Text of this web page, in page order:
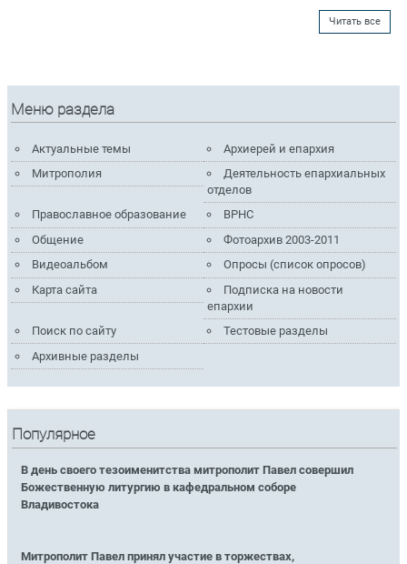
Читать все
Меню раздела
Актуальные темы
Архиерей и епархия
Митрополия
Деятельность епархиальных
отделов
Православное образование
ВРНС
Общение
Фотоархив 2003-2011
Видеоальбом
Опросы (список опросов)
Карта сайта
Подписка на новости
епархии
Поиск по сайту
Тестовые разделы
Архивные разделы
Популярное
В день своего тезоименитства митрополит Павел совершил
Божественную литургию в кафедральном соборе
Владивостока
Митрополит Павел принял участие в торжествах,